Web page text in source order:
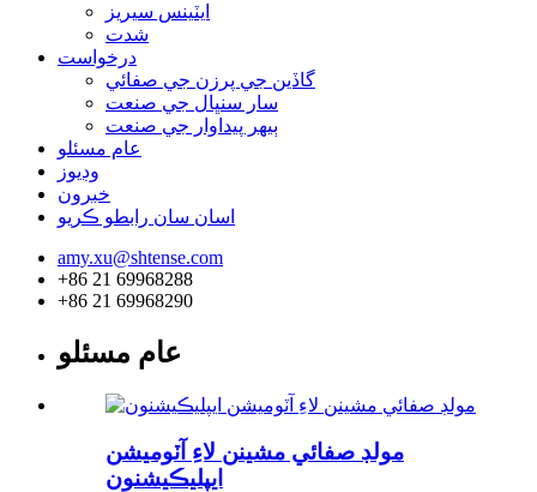
ايٽينس سيريز
شدت
درخواست
گاڏين جي پرزن جي صفائي
سار سنڀال جي صنعت
ٻيهر پيداوار جي صنعت
عام مسئلو
وڊيوز
خبرون
اسان سان رابطو ڪريو
amy.xu@shtense.com
+86 21 69968288
+86 21 69968290
عام مسئلو
مولڊ صفائي مشينن لاءِ آٽوميشن
ايپليڪيشنون